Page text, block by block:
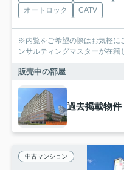
オートロック
CATV
※内覧をご希望の際はお気軽にご連絡ください
ンサルティングマスターが在籍
販売中の部屋
過去掲載物件
中古マンション